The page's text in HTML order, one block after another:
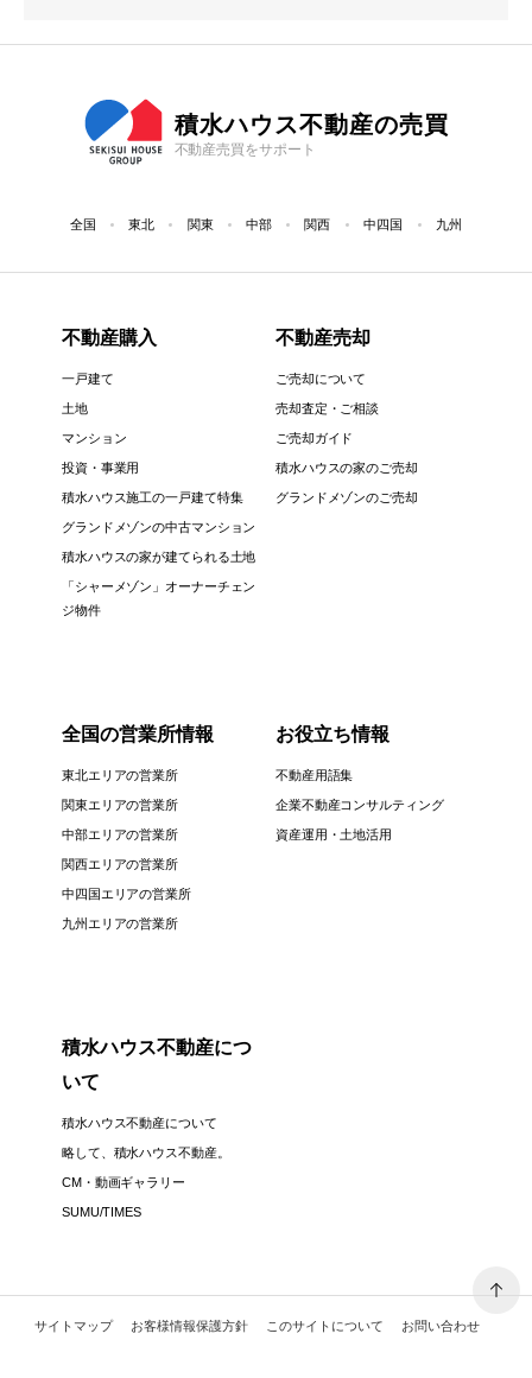
積水ハウス不動産の売買
不動産売買をサポート
全国 東北 関東 中部 関西 中四国 九州
不動産購入
一戸建て
土地
マンション
投資・事業用
積水ハウス施工の一戸建て特集
グランドメゾンの中古マンション
積水ハウスの家が建てられる土地
「シャーメゾン」オーナーチェン
ジ物件
不動産売却
ご売却について
売却査定・ご相談
ご売却ガイド
積水ハウスの家のご売却
グランドメゾンのご売却
全国の営業所情報
東北エリアの営業所
関東エリアの営業所
中部エリアの営業所
関西エリアの営業所
中四国エリアの営業所
九州エリアの営業所
お役立ち情報
不動産用語集
企業不動産コンサルティング
資産運用・土地活用
積水ハウス不動産につ
いて
積水ハウス不動産について
略して、積水ハウス不動産。
CM・動画ギャラリー
SUMU/TIMES
サイトマップ お客様情報保護方針 このサイトについて お問い合わせ